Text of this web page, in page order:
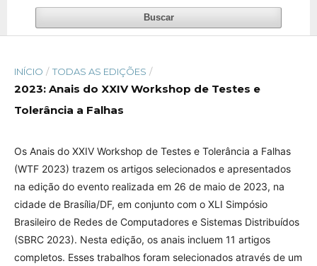
Buscar
INÍCIO / TODAS AS EDIÇÕES /
2023: Anais do XXIV Workshop de Testes e
Tolerância a Falhas
Os Anais do XXIV Workshop de Testes e Tolerância a Falhas
(WTF 2023) trazem os artigos selecionados e apresentados
na edição do evento realizada em 26 de maio de 2023, na
cidade de Brasília/DF, em conjunto com o XLI Simpósio
Brasileiro de Redes de Computadores e Sistemas Distribuídos
(SBRC 2023). Nesta edição, os anais incluem 11 artigos
completos. Esses trabalhos foram selecionados através de um